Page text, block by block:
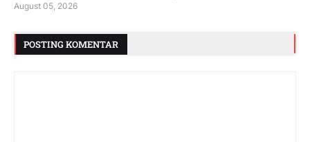
August 05, 2026
POSTING KOMENTAR